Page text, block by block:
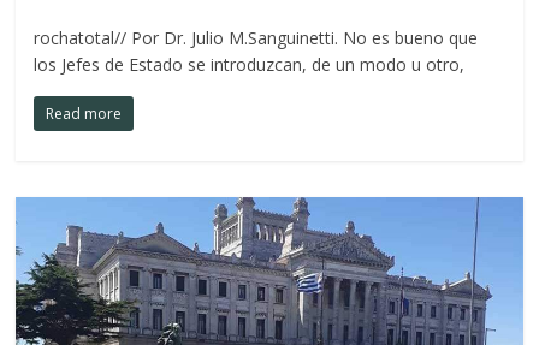
rochatotal// Por Dr. Julio M.Sanguinetti. No es bueno que
los Jefes de Estado se introduzcan, de un modo u otro,
Read more